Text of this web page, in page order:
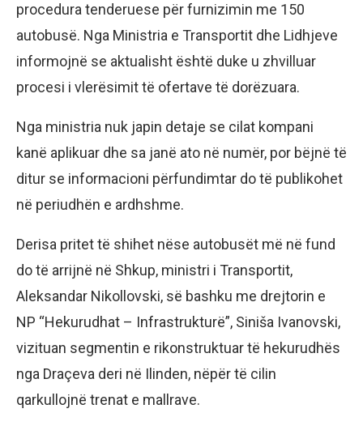
procedura tenderuese për furnizimin me 150
autobusë. Nga Ministria e Transportit dhe Lidhjeve
informojnë se aktualisht është duke u zhvilluar
procesi i vlerësimit të ofertave të dorëzuara.
Nga ministria nuk japin detaje se cilat kompani
kanë aplikuar dhe sa janë ato në numër, por bëjnë të
ditur se informacioni përfundimtar do të publikohet
në periudhën e ardhshme.
Derisa pritet të shihet nëse autobusët më në fund
do të arrijnë në Shkup, ministri i Transportit,
Aleksandar Nikollovski, së bashku me drejtorin e
NP “Hekurudhat – Infrastrukturë”, Siniša Ivanovski,
vizituan segmentin e rikonstruktuar të hekurudhës
nga Draçeva deri në Ilinden, nëpër të cilin
qarkullojnë trenat e mallrave.